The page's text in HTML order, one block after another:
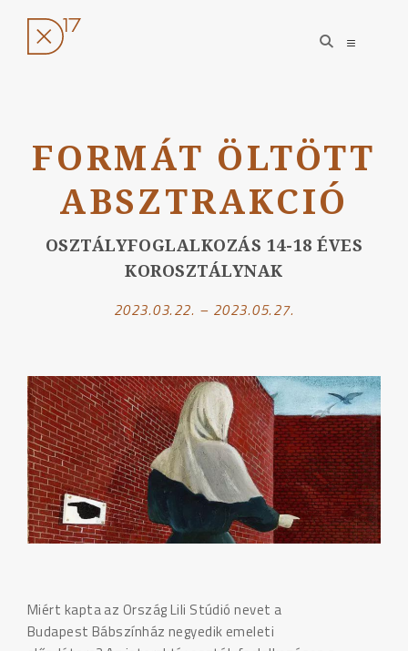
tartalomhoz
open
search
open
FORMÁT ÖLTÖTT
ABSZTRAKCIÓ
OSZTÁLYFOGLALKOZÁS 14-18 ÉVES
KOROSZTÁLYNAK
2023.03.22. – 2023.05.27.
Miért kapta az Ország Lili Stúdió nevet a
Budapest Bábszínház negyedik emeleti